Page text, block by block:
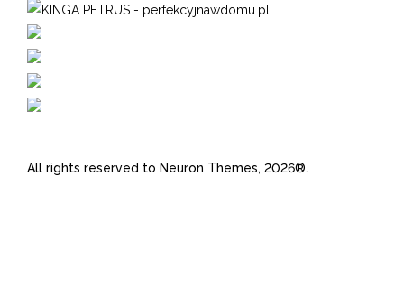
All rights reserved to Neuron Themes, 2026®.